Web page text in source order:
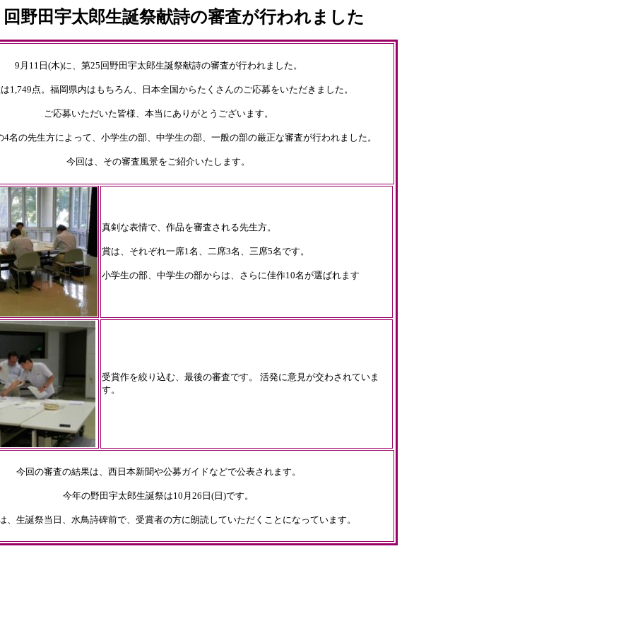
野田宇太郎生誕祭献詩の審査が行われました
9月11日(木)に、第25回野田宇太郎生誕祭献詩の審査が行われました。
1,749点。福岡県内はもちろん、日本全国からたくさんのご応募をいただきました。
ご応募いただいた皆様、本当にありがとうございます。
4名の先生方によって、小学生の部、中学生の部、一般の部の厳正な審査が行われました。
今回は、その審査風景をご紹介いたします。
真剣な表情で、作品を審査される先生方。
賞は、それぞれ一席1名、二席3名、三席5名です。
小学生の部、中学生の部からは、さらに佳作10名が選ばれます
受賞作を絞り込む、最後の審査です。 活発に意見が交わされていま
す。
今回の審査の結果は、西日本新聞や公募ガイドなどで公表されます。
今年の野田宇太郎生誕祭は10月26日(日)です。
、生誕祭当日、水鳥詩碑前で、受賞者の方に朗読していただくことになっています。